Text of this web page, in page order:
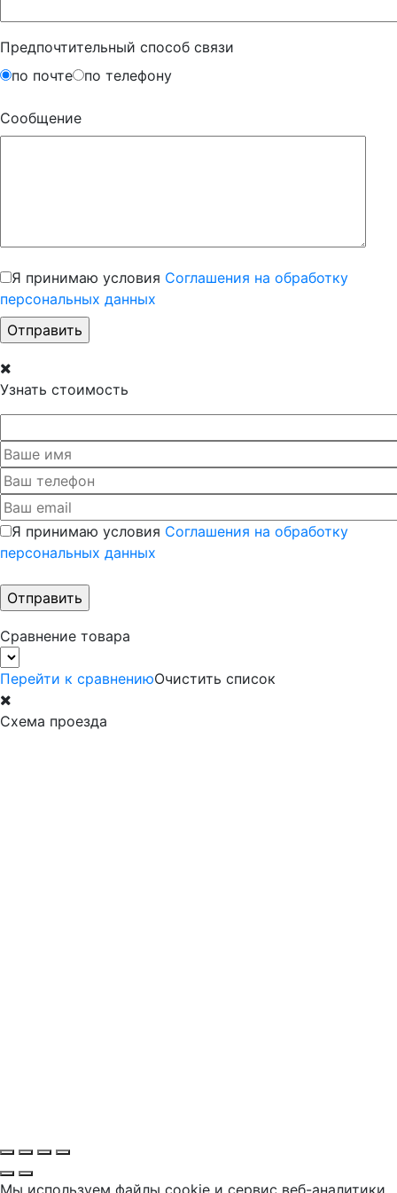
Предпочтительный способ связи
по почте
по телефону
Сообщение
Я принимаю условия Соглашения на обработку
персональных данных
Узнать стоимость
Я принимаю условия Соглашения на обработку
персональных данных
Сравнение товара
Перейти к сравнениюОчистить список
Схема проезда
Мы используем файлы cookie и сервис веб-аналитики